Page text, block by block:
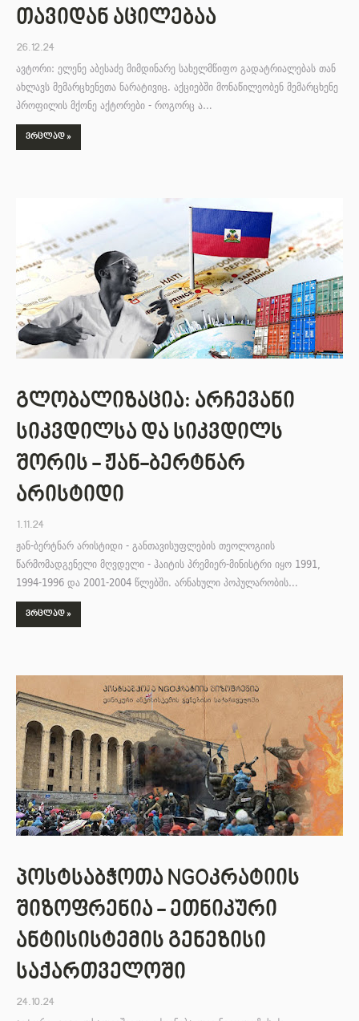
თავიდან აცილებაა
26.12.24
ავტორი: ელენე აბესაძე მიმდინარე სახელმწიფო გადატრიალებას თან
ახლავს მემარცხენეთა ნარატივიც. აქციებში მონაწილეობენ მემარცხენე
პროფილის მქონე აქტორები - როგორც ა…
ᲕᲠᲪᲚᲐᲓ »
გლობალიზაცია: არჩევანი
სიკვდილსა და სიკვდილს
შორის - ჟან-ბერტნარ
არისტიდი
1.11.24
ჟან-ბერტნარ არისტიდი - განთავისუფლების თეოლოგიის
წარმომადგენელი მღვდელი - ჰაიტის პრემიერ-მინისტრი იყო 1991,
1994-1996 და 2001-2004 წლებში. არნახული პოპულარობის…
ᲕᲠᲪᲚᲐᲓ »
პოსტსაბჭოთა NGOკრატიის
შიზოფრენია - ეთნიკური
ანტისისტემის გენეზისი
საქართველოში
24.10.24